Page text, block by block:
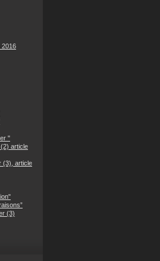
2016
"
article
(3), article
(3)